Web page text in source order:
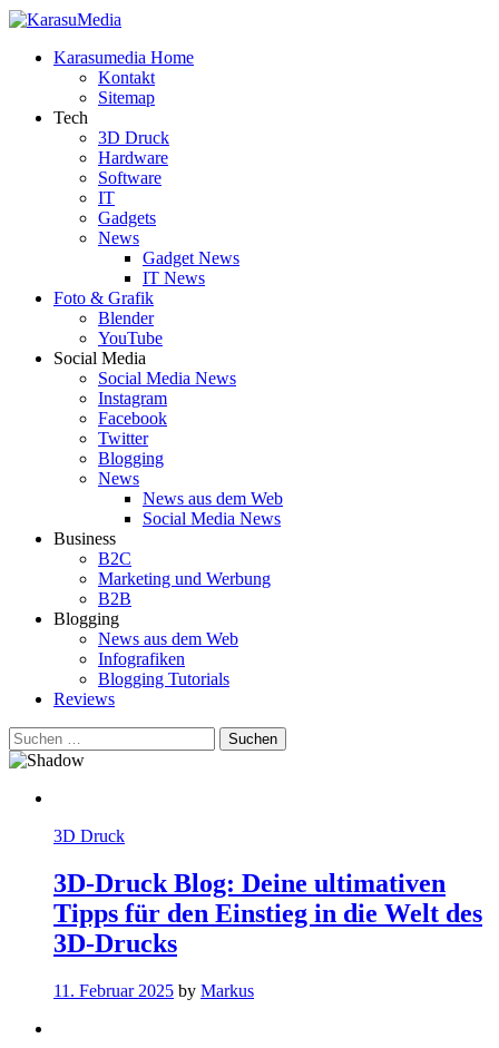
KarasuMedia
Der Blog rund um Social Media, Internet und Technik
Karasumedia Home
Kontakt
Sitemap
Tech
3D Druck
Hardware
Software
IT
Gadgets
News
Gadget News
IT News
Foto & Grafik
Blender
YouTube
Social Media
Social Media News
Instagram
Facebook
Twitter
Blogging
News
News aus dem Web
Social Media News
Business
B2C
Marketing und Werbung
B2B
Blogging
News aus dem Web
Infografiken
Blogging Tutorials
Reviews
Suchen
nach:
3D Druck
3D-Druck Blog: Deine ultimativen
Tipps für den Einstieg in die Welt des
3D-Drucks
11. Februar 2025 by Markus